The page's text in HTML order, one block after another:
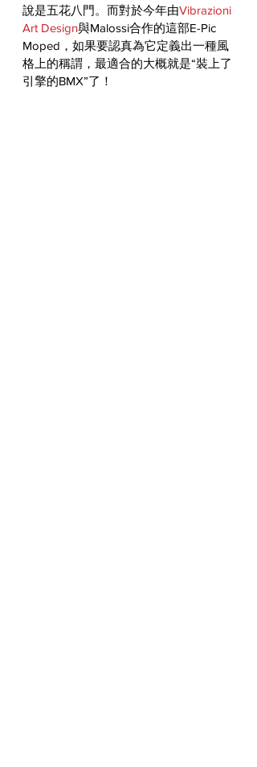
說是五花八門。而對於今年由Vibrazioni
Art Design與Malossi合作的這部E-Pic
Moped，如果要認真為它定義出一種風
格上的稱謂，最適合的大概就是“裝上了
引擎的BMX”了！